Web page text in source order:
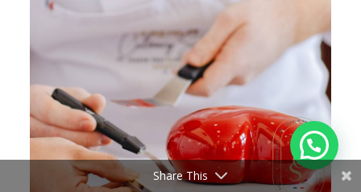
Share This
💬 Need help?